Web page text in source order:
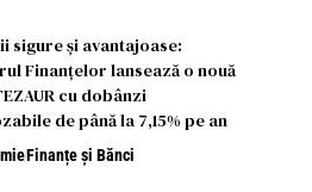
sigure și avantajoase:
Finanțelor lansează o nouă
cu dobânzi
de până la 7,15% pe an
Finanțe și Bănci